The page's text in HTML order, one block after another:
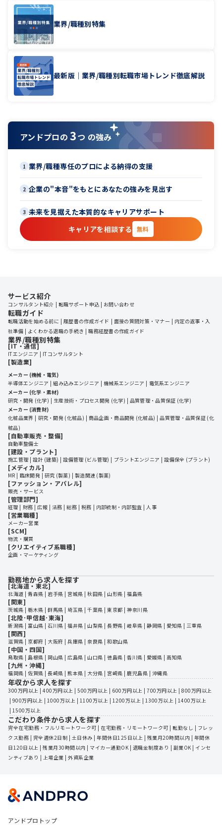
業界/職種別特集
最新版｜業界/職種別転職市場トレンド徹底解説
アンドプロの3つ の強み
1 業界/職種専任のプロによる納得の支援
2 企業の"本音"をもとにあなたの強みを見出す
3 未来を見据えた本質的なキャリアサポート
キャリアを相談する
無料
サービス紹介
コンサルタント紹介 転職サポート申込 お問い合わせ
転職ガイド
転職活動を始める前に 履歴書の作成ガイド 面接の質問対策・マナー
内定の返事・入
社準備
よくわかる退職の手続き 職務経歴書の作成ガイド
業界/職種別特集
[IT・通信]
ITエンジニア ITコンサルタント
[製造業]
メーカー (機械・電気)
半導体エンジニア
組み込みエンジニア 機械系エンジニア
電気系エンジニア
メーカー (化学・素材)
研究・開発 (化学)
生産技術・プロセス開発 (化学)
品質管理・品質保証 (化学)
メーカー (消費財)
化粧品業界
研究・開発 (化粧品) 商品企画・商品開発 (化粧品)
品質管理・品質保証 (化
粧品)
[自動車販売・整備]
自動車整備士
[建設・プラント]
施工管理 設計 (建築) 設備管理 (ビル管理) プラントエンジニア 設備保全 (プラント)
[メディカル]
MR 臨床開発 研究 (製薬) 製造関連 (製薬)
[ファッション・アパレル]
販売・サービス
[管理部門]
経理 財務 広報 法務 総務 税務 内部統制・内部監査 人事
[営業職種]
メーカー営業
[SCM]
物流・購買
[クリエイティブ系職種]
企画・マーケティング
勤務地から求人を探す
[北海道・東北]
北海道 | 青森県 | 岩手県 | 宮城県 | 秋田県 | 山形県 | 福島県
[関東]
茨城県 | 栃木県 | 群馬県 | 埼玉県 | 千葉県 | 東京都 | 神奈川県
[北陸･甲信越･東海]
新潟県 | 富山県 | 石川県 | 福井県 | 山梨県 | 長野県 | 岐阜県 | 静岡県 | 愛知県 | 三重県
[関西]
滋賀県 | 京都府 | 大阪府 | 兵庫県 | 奈良県 | 和歌山県
[中国・四国]
鳥取県 | 島根県 | 岡山県 | 広島県 | 山口県 | 徳島県 | 香川県 | 愛媛県 | 高知県
[九州・沖縄]
福岡県 | 佐賀県 | 長崎県 | 熊本県 | 大分県 | 宮崎県 | 鹿児島県 | 沖縄県
年収から求人を探す
300万円以上 | 400万円以上 | 500万円以上 | 600万円以上 | 700万円以上 | 800万円以上
| 900万円以上 | 1000万以上 | 1100万以上 | 1200万以上 | 1300万以上 | 1400万以上
| 1500万以上
こだわり条件から求人を探す
完全在宅勤務・フルリモートワーク可 | 在宅勤務・リモートワーク可 | 転勤なし | フレッ
クス勤務 | 完全週休2日制 | 土日休み | 年間休日125日以上 | 残業月20時間以内 | 年間休
日120日以上 | 残業月30時間以内 | マイカー通勤OK | 退職金制度あり | 副業OK | インセ
ンティブあり | 上場企業 | 外資系企業
アンドプロトップ